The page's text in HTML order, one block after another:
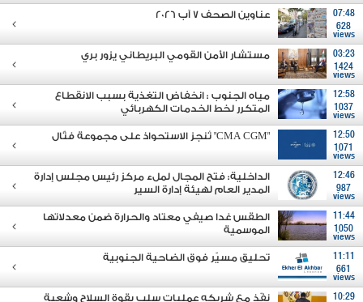
07:48
628
views
عناوين الصحف 7 آب 2026
03:23
1424
views
مستشار الأمن القومي البريطاني يزور بري
12:58
1037
views
مياه الجنوب : انخفاض التغذية بسبب الانقطاع
المتكرر لخط الخدمات الكهربائي
12:50
1071
views
"CMA CGM" تُنجز الاستحواذ على مجموعة فتّال
12:46
987
views
الداخلية: فتح المجال لملء مركز رئيس مجلس إدارة
المدير العام لهيئة إدارة السير
11:44
1050
views
الطقس غدا صيفي معتاد والحرارة ضمن معدلاتها
الموسمية
11:11
661
views
تحليق مسيّر فوق الضاحية الجنوبية
10:29
نفّذ مع شريكه عمليات سلب بقوة السلاح وشعبة